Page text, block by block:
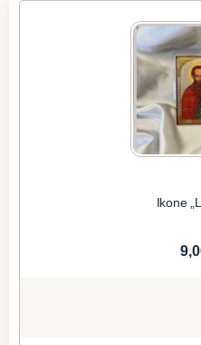
Ikone